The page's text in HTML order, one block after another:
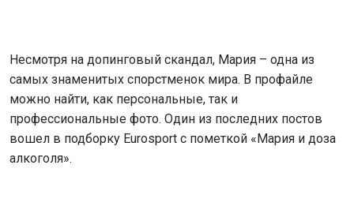
Несмотря на допинговый скандал, Мария – одна из
самых знаменитых спорстменок мира. В профайле
можно найти, как персональные, так и
профессиональные фото. Один из последних постов
вошел в подборку Eurosport с пометкой «Мария и доза
алкоголя».